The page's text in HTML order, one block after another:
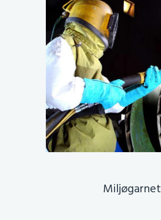
Miljøgarnet